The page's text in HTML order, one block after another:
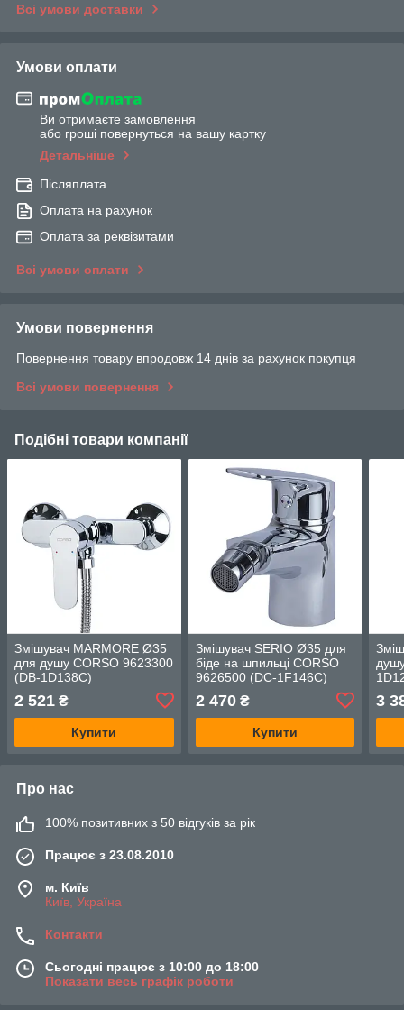
Всі умови доставки
Умови оплати
Ви отримаєте замовлення
або гроші повернуться на вашу картку
Детальніше
Післяплата
Оплата на рахунок
Оплата за реквізитами
Всі умови оплати
Умови повернення
Повернення товару впродовж 14 днів за рахунок покупця
Всі умови повернення
Подібні товари компанії
Змішувач MARMORE Ø35
для душу CORSO 9623300
(DB-1D138C)
2 521 ₴
Купити
Змішувач SERIO Ø35 для
біде на шпильці CORSO
9626500 (DC-1F146C)
2 470₴
Купити
3
Про нас
100% позитивних з 50 відгуків за рік
Працює з 23.08.2010
м. Київ
Київ, Україна
Контакти
Сьогодні працює з 10:00 до 18:00
Показати весь графік роботи